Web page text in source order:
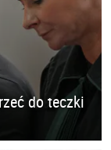
do teczki